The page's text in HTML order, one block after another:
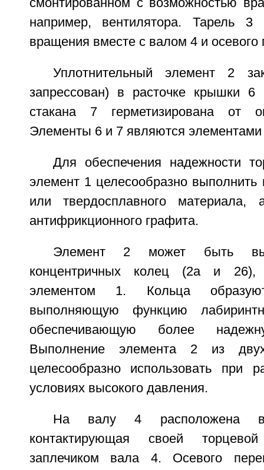
смонтированном с возможностью
например, вентилятора. Тарель 3
вращения вместе с валом 4 и
Уплотнительный элемент 2
запрессован) в расточке крышки 6
стакана 7 герметизирована от
Элементы 6 и 7 являются элементами
Для обеспечения надежности
элемент 1 целесообразно выполнить
или твердосплавного
антифрикционного графита.
Элемент 2 может быть
концентричных колец (2а и 26),
элементом 1. Кольца
выполняющую функцию
обеспечивающую более
Выполнение элемента 2 из
целесообразно использовать при
условиях высокого давления.
На валу 4 расположена
контактирующая своей
заплечиком вала 4. Осевого